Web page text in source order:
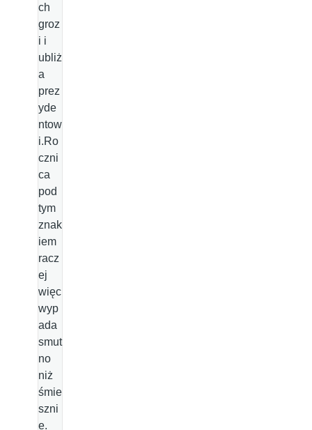
ch
groz
i i
ubliż
a
prez
yde
ntow
i.Ro
czni
ca
pod
tym
znak
iem
racz
ej
więc
wyp
ada
smut
no
niż
śmie
szni
e.